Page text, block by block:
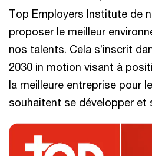
Top Employers Institute de
proposer le meilleur
nos talents. Cela s’inscrit
2030 in motion visant à
la meilleure entreprise pour
souhaitent se développer et